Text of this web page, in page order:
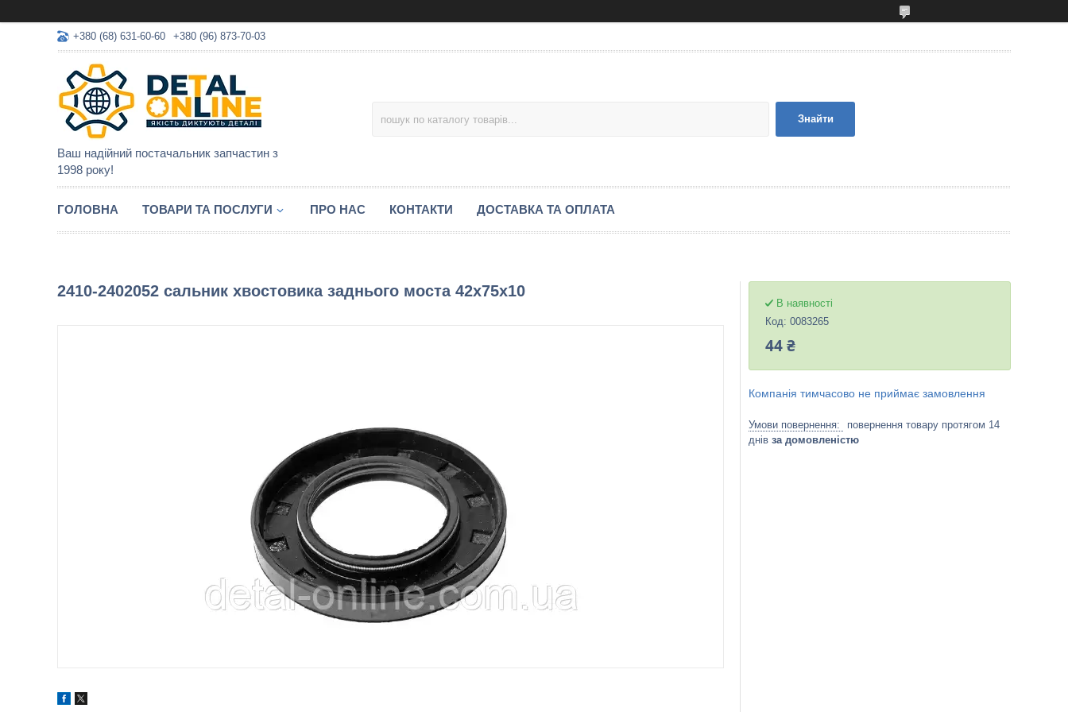
+380 (68) 631-60-60 +380 (96) 873-70-03
Ваш надійний постачальник запчастин з
1998 року!
Знайти
ГОЛОВНА ТОВАРИ ТА ПОСЛУГИ ПРО НАС КОНТАКТИ ДОСТАВКА ТА ОПЛАТА
2410-2402052 сальник хвостовика заднього моста 42х75х10
В наявності
Код: 0083265
44 ₴
Компанія тимчасово не приймає замовлення
повернення товару протягом 14
днів за домовленістю